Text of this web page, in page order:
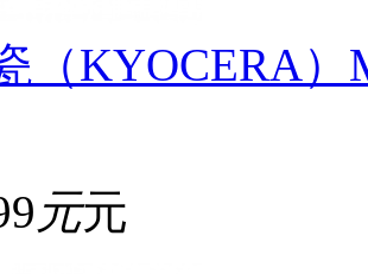
（KYOCERA）
元元